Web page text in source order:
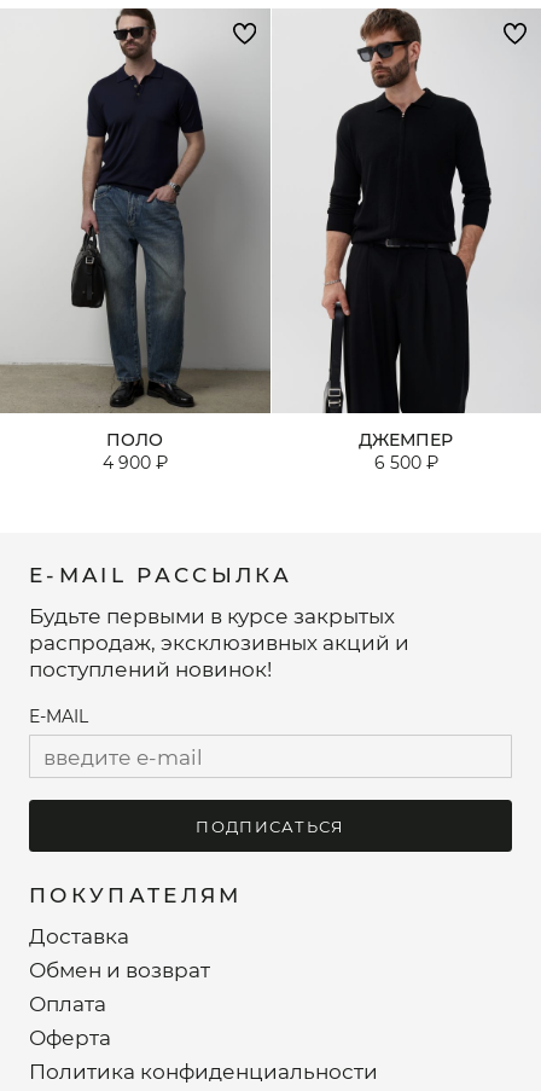
ПОЛО
4 900 ₽
ДЖЕМПЕР
6 500 ₽
ПОКУПАТЕЛЯМ
Доставка
Обмен и возврат
Оплата
Оферта
Политика конфиденциальности
E-MAIL РАССЫЛКА
Будьте первыми в курсе закрытых
распродаж, эксклюзивных акций и
поступлений новинок!
E-MAIL
ПОДПИСАТЬСЯ